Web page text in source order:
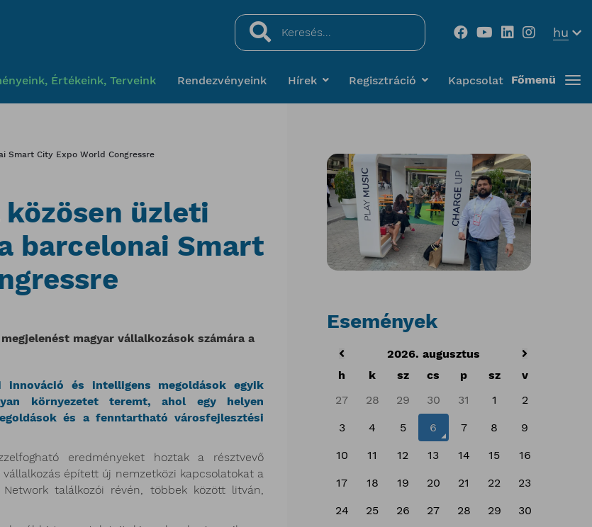
Keresés...
hu
Értékeink, Terveink Rendezvényeink Hírek Regisztráció Kapcsolat Főmenü
Smart City Expo World Congressre
közösen üzleti
barcelonai Smart
magyar vállalkozások számára a
és intelligens megoldások egyik
környezetet teremt, ahol egy helyen
és a fenntartható városfejlesztési
eredményeket hoztak a résztvevő
épített új nemzetközi kapcsolatokat a
találkozói révén, többek között litván,
Események
2026. augusztus
h
k sz cs p sz
v
27
28 29 30 31 1 2
3 4 5 6 7 8 9
10 11 12 13 14 15 16
17 18 19 20 21 22 23
24 25 26 27 28 29 30